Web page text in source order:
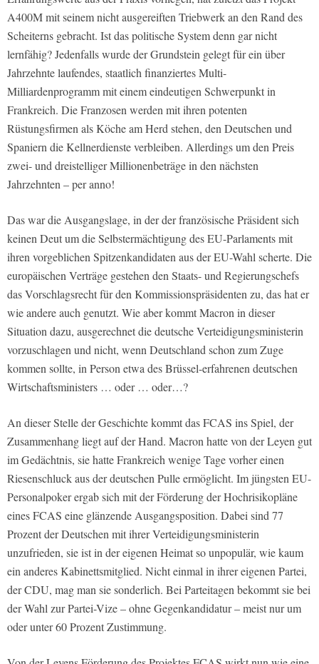
A400M mit seinem nicht ausgereiften Triebwerk an den Rand des
Scheiterns gebracht. Ist das politische System denn gar nicht
lernfähig? Jedenfalls wurde der Grundstein gelegt für ein über
Jahrzehnte laufendes, staatlich finanziertes Multi-
Milliardenprogramm mit einem eindeutigen Schwerpunkt in
Frankreich. Die Franzosen werden mit ihren potenten
Rüstungsfirmen als Köche am Herd stehen, den Deutschen und
Spaniern die Kellnerdienste verbleiben. Allerdings um den Preis
zwei- und dreistelliger Millionenbeträge in den nächsten
Jahrzehnten – per anno!
Das war die Ausgangslage, in der der französische Präsident sich
keinen Deut um die Selbstermächtigung des EU-Parlaments mit
ihren vorgeblichen Spitzenkandidaten aus der EU-Wahl scherte. Die
europäischen Verträge gestehen den Staats- und Regierungschefs
das Vorschlagsrecht für den Kommissionspräsidenten zu, das hat er
wie andere auch genutzt. Wie aber kommt Macron in dieser
Situation dazu, ausgerechnet die deutsche Verteidigungsministerin
vorzuschlagen und nicht, wenn Deutschland schon zum Zuge
kommen sollte, in Person etwa des Brüssel-erfahrenen deutschen
Wirtschaftsministers … oder … oder…?
An dieser Stelle der Geschichte kommt das FCAS ins Spiel, der
Zusammenhang liegt auf der Hand. Macron hatte von der Leyen gut
im Gedächtnis, sie hatte Frankreich wenige Tage vorher einen
Riesenschluck aus der deutschen Pulle ermöglicht. Im jüngsten EU-
Personalpoker ergab sich mit der Förderung der Hochrisikopläne
eines FCAS eine glänzende Ausgangsposition. Dabei sind 77
Prozent der Deutschen mit ihrer Verteidigungsministerin
unzufrieden, sie ist in der eigenen Heimat so unpopulär, wie kaum
ein anderes Kabinettsmitglied. Nicht einmal in ihrer eigenen Partei,
der CDU, mag man sie sonderlich. Bei Parteitagen bekommt sie bei
der Wahl zur Partei-Vize – ohne Gegenkandidatur – meist nur um
oder unter 60 Prozent Zustimmung.